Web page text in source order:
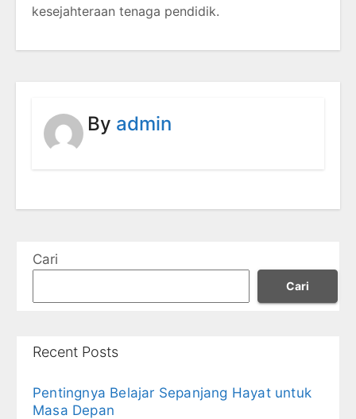
kesejahteraan tenaga pendidik.
By admin
Cari
Cari
Recent Posts
Pentingnya Belajar Sepanjang Hayat untuk
Masa Depan